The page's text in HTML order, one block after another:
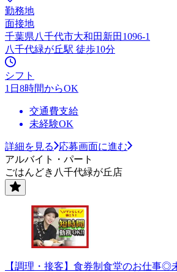
勤務地
面接地
千葉県八千代市大和田新田1096-1
八千代緑が丘駅 徒歩10分
シフト
1日8時間からOK
交通費支給
未経験OK
詳細を見る
応募画面に進む
アルバイト・パート
ごはんどき八千代緑が丘店
【調理・接客】食券制食堂のお仕事◎